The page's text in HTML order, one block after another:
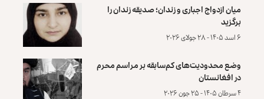
میان ازدواج اجباری و زندان؛ صدیقه زندان را
برگزید
۶ اسد ۱۴۰۵ - ۲۸ جولای ۲۰۲۶
وضع محدودیت‌های کم‌سابقه بر مراسم محرم
در افغانستان
۴ سرطان ۱۴۰۵ - ۲۵ جون ۲۰۲۶